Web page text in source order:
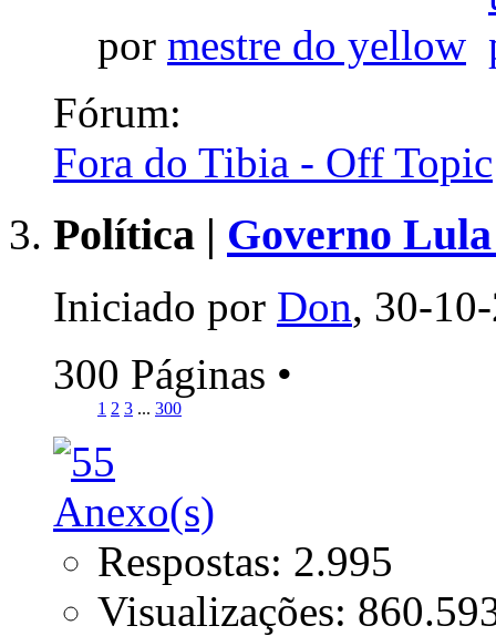
por mestre do yellow
Fórum:
Fora do Tibia - Off Topic
Política | Governo
Iniciado por Don, 30-
300 Páginas •
1 2 3 ... 300
Respostas: 2.995
Visualizações: